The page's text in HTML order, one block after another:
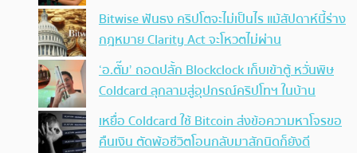
Bitwise ฟันธง คริปโตจะไม่เป็นไร แม้สัปดาห์นี้ร่าง
กฎหมาย Clarity Act จะโหวตไม่ผ่าน
‘อ.ตั๊ม’ ถอดปลั้ก Blockclock เก็บเข้าตู้ หวั่นพิษ
Coldcard ลุกลามสู่อุปกรณ์คริปโทฯ ในบ้าน
เหยื่อ Coldcard ใช้ Bitcoin ส่งข้อความหาโจรขอ
คืนเงิน ตัดพ้อชีวิตโอนกลับมาสักนิดก็ยังดี